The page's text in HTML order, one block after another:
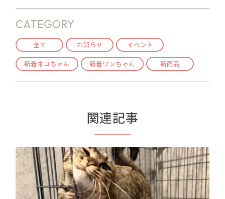
CATEGORY
全て お知らせ
イベント
新着ネコちゃん
新着ワンちゃん 新商品
関連記事